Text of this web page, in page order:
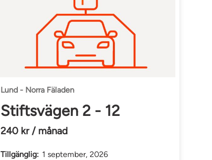
Lund - Norra Fäladen
Stiftsvägen 2 - 12
240 kr / månad
Tillgänglig: 1 september, 2026